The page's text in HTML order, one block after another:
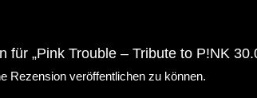
für „Pink Trouble – Tribute to P!NK
Rezension veröffentlichen zu können.